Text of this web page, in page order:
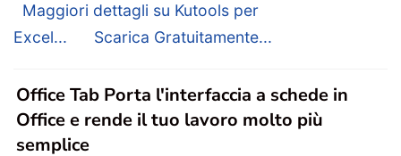
Maggiori dettagli su Kutools per
Excel...
Scarica Gratuitamente...
Office Tab Porta l'interfaccia a schede in
Office e rende il tuo lavoro molto più
semplice